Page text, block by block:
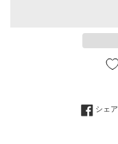
シェア